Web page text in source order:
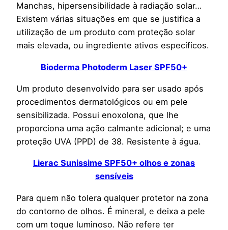
Manchas, hipersensibilidade à radiação solar…
Existem várias situações em que se justifica a
utilização de um produto com proteção solar
mais elevada, ou ingrediente ativos específicos.
Bioderma Photoderm Laser SPF50+
Um produto desenvolvido para ser usado após
procedimentos dermatológicos ou em pele
sensibilizada. Possui enoxolona, que lhe
proporciona uma ação calmante adicional; e uma
proteção UVA (PPD) de 38. Resistente à água.
Lierac Sunissime SPF50+ olhos e zonas
sensíveis
Para quem não tolera qualquer protetor na zona
do contorno de olhos. É mineral, e deixa a pele
com um toque luminoso. Não refere ter